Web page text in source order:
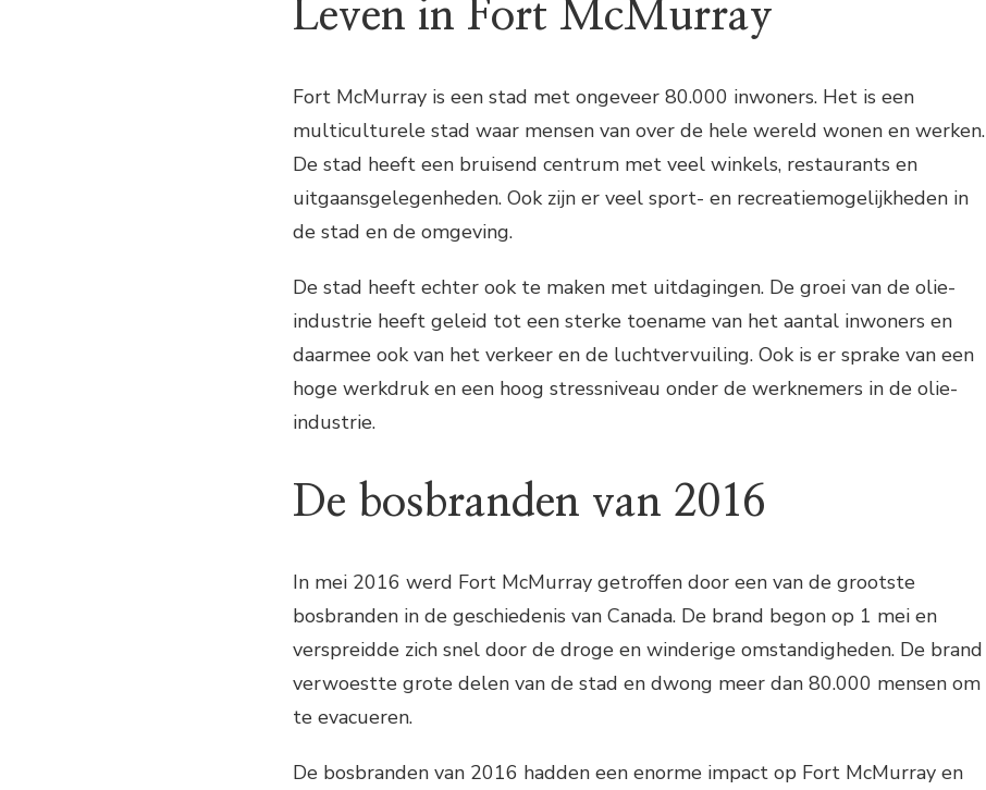
Leven in Fort McMurray
Fort McMurray is een stad met ongeveer 80.000 inwoners. Het is een
multiculturele stad waar mensen van over de hele wereld wonen en werken.
De stad heeft een bruisend centrum met veel winkels, restaurants en
uitgaansgelegenheden. Ook zijn er veel sport- en recreatiemogelijkheden in
de stad en de omgeving.
De stad heeft echter ook te maken met uitdagingen. De groei van de olie-
industrie heeft geleid tot een sterke toename van het aantal inwoners en
daarmee ook van het verkeer en de luchtvervuiling. Ook is er sprake van een
hoge werkdruk en een hoog stressniveau onder de werknemers in de olie-
industrie.
De bosbranden van 2016
In mei 2016 werd Fort McMurray getroffen door een van de grootste
bosbranden in de geschiedenis van Canada. De brand begon op 1 mei en
verspreidde zich snel door de droge en winderige omstandigheden. De brand
verwoestte grote delen van de stad en dwong meer dan 80.000 mensen om
te evacueren.
De bosbranden van 2016 hadden een enorme impact op Fort McMurray en